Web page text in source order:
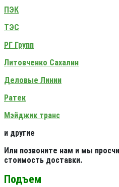
ПЭК
ТЭС
РГ Групп
Литовченко Сахалин
Деловые Линии
Ратек
Мэйджик транс
и другие
Или позвоните нам и мы
стоимость доставки.
Подъем